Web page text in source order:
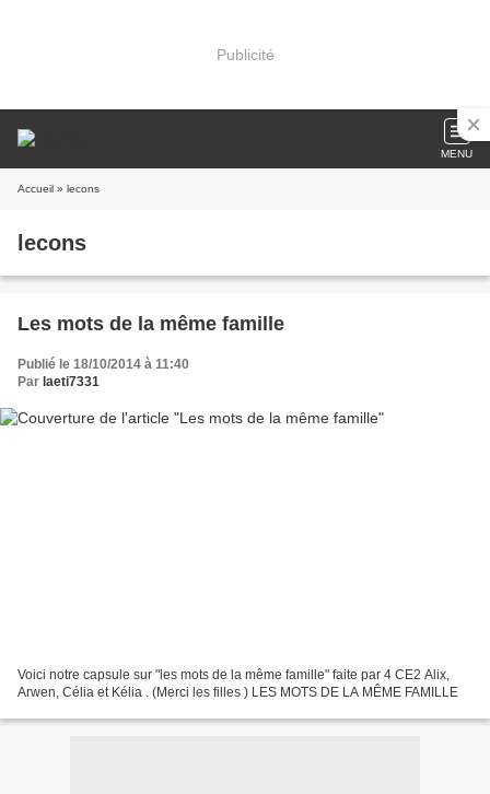
Publicité
MENU
Accueil » lecons
lecons
Les mots de la même famille
Publié le 18/10/2014 à 11:40
Par laeti7331
Voici notre capsule sur "les mots de la même famille" faite par 4 CE2 Alix,
Arwen, Célia et Kélia . (Merci les filles ) LES MOTS DE LA MÊME FAMILLE